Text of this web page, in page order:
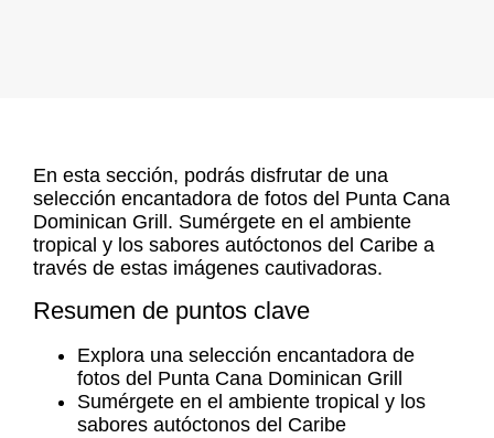
En esta sección, podrás disfrutar de una
selección encantadora de fotos del Punta Cana
Dominican Grill. Sumérgete en el ambiente
tropical y los sabores autóctonos del Caribe a
través de estas imágenes cautivadoras.
Resumen de puntos clave
Explora una selección encantadora de
fotos del Punta Cana Dominican Grill
Sumérgete en el ambiente tropical y los
sabores autóctonos del Caribe